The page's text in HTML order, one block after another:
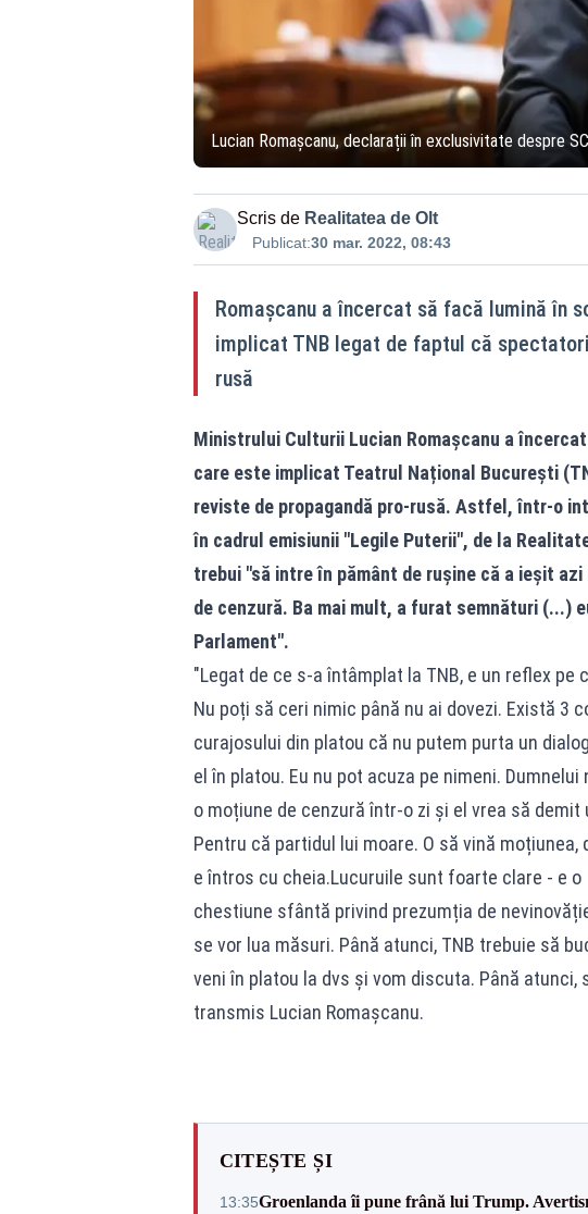
Lucian Romașcanu, declarații în exclusivitate despre
Scris de Realitatea de Olt
Publicat:30 mar. 2022, 08:43
Romașcanu a încercat să facă lumină în
implicat TNB legat de faptul că
rusă
Ministrului Culturii Lucian Romașcanu a
care este implicat Teatrul Național București
reviste de propagandă pro-rusă. Astfel, într-o
în cadrul emisiunii "Legile Puterii", de la
trebui "să intre în pământ de rușine că a ieșit
de cenzură. Ba mai mult, a furat semnături (...)
Parlament".
"Legat de ce s-a întâmplat la TNB, e un reflex
Nu poți să ceri nimic până nu ai dovezi. Există 3
curajosului din platou că nu putem purta un
el în platou. Eu nu pot acuza pe nimeni.
o moțiune de cenzură într-o zi și el vrea să
Pentru că partidul lui moare. O să vină
e întros cu cheia.Lucuruile sunt foarte clare - e o
chestiune sfântă privind prezumția de
se vor lua măsuri. Până atunci, TNB trebuie să
veni în platou la dvs și vom discuta. Până
transmis Lucian Romașcanu.
CITEȘTE ȘI
13:35Groenlanda îi pune frână lui Trump.